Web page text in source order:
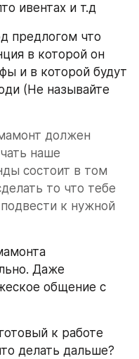
ивентах и т.д
предлогом что
в которой он
и в которой будут
(Не называйте
должен
наше
состоит в том
то что тебе
к нужной
Даже
общение с
к работе
делать дальше?